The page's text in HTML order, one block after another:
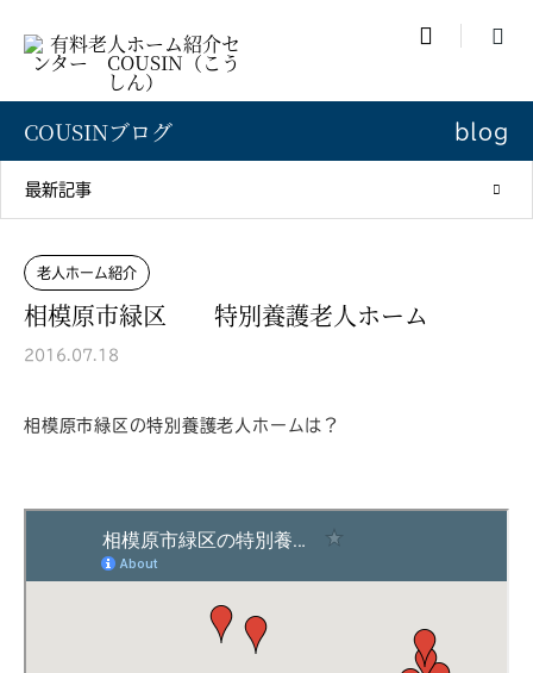

COUSINブログ blog
最新記事
老人ホーム紹介
相模原市緑区 特別養護老人ホーム
2016.07.18
相模原市緑区の特別養護老人ホームは？